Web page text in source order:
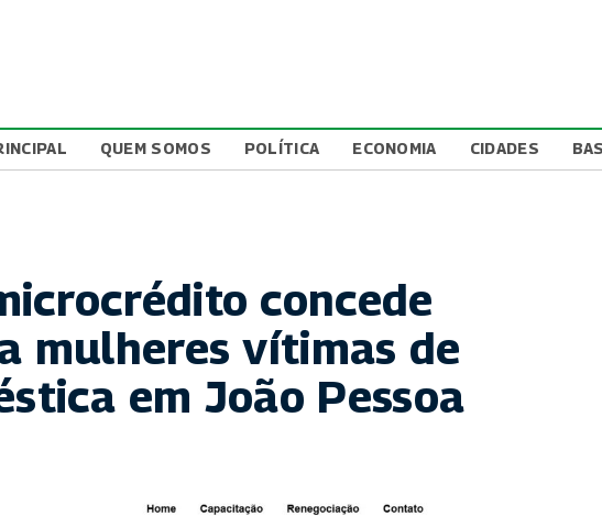
QUEM SOMOS POLÍTICA ECONOMIA CIDADES
concede
mulheres vítimas de
em João Pessoa